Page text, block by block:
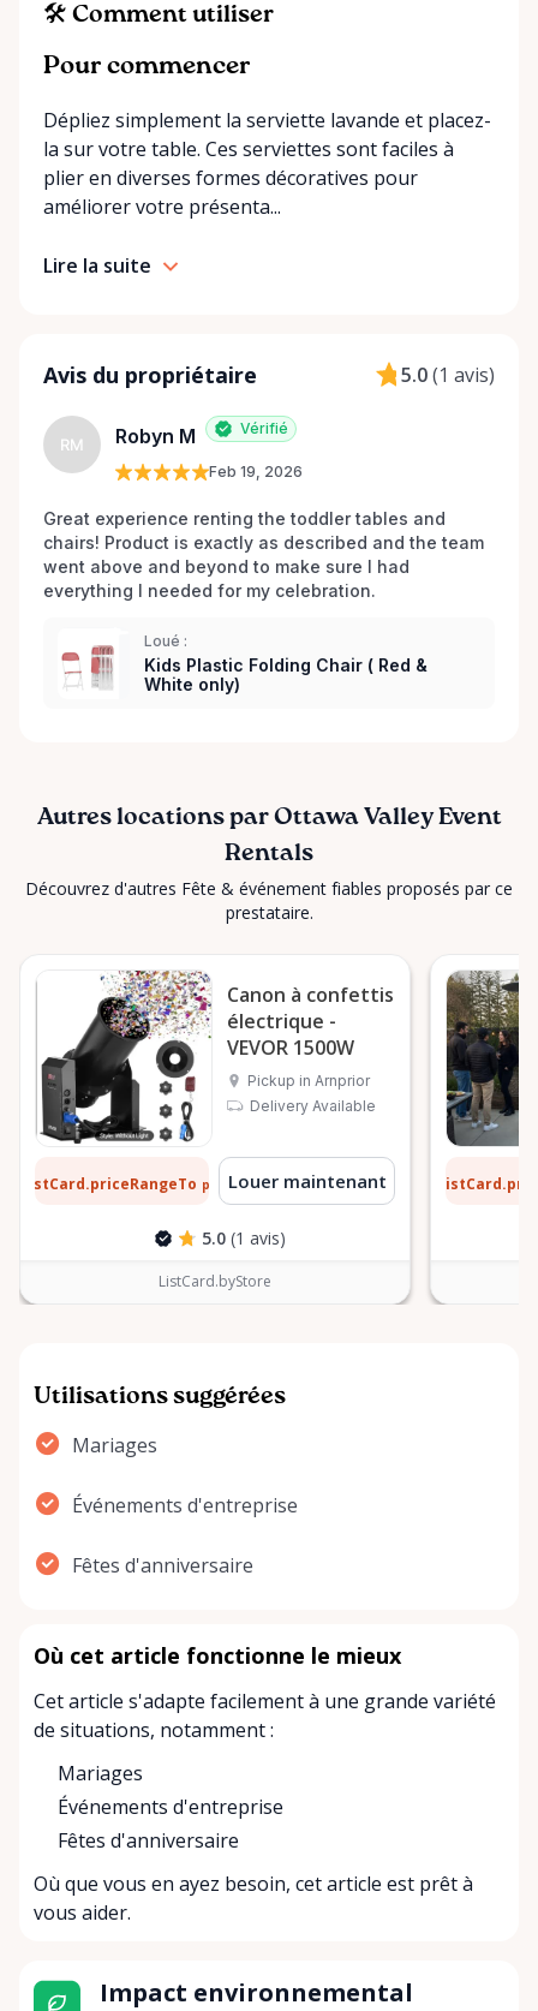
smoothly from start to finish. If you can’t find
send us a message. We’re always happy to source
for your event. Local. Flexible. Reliable. That’s
Ottawa Valley Event Rentals — helping make special
moments even better across the Ottawa Valley.
🛠️ Comment utiliser
Pour commencer
Dépliez simplement la serviette lavande et placez-
la sur votre table. Ces serviettes sont faciles à
plier en diverses formes décoratives pour
améliorer votre présenta...
Lire la suite
Avis du propriétaire 5.0(1 avis)
RM Robyn M Vérifié
Feb 19, 2026
Great experience renting the toddler tables and
chairs! Product is exactly as described and the team
went above and beyond to make sure I had
everything I needed for my celebration.
Loué :
Kids Plastic Folding Chair ( Red &
White only)
Autres locations par Ottawa Valley Event
Rentals
Découvrez d'autres Fête & événement fiables proposés par ce
prestataire.
Canon à confettis
électrique -
VEVOR 1500W
Pickup in Arnprior
Delivery Available
ListCard.priceRangeTo par jourLouer maintenant
5.0 (1 avis)
ListCard.byStore
Utilisations suggérées
Mariages
Événements d'entreprise
Fêtes d'anniversaire
Où cet article fonctionne le mieux
Cet article s'adapte facilement à une grande variété
de situations, notamment :
Mariages
Événements d'entreprise
Fêtes d'anniversaire
Où que vous en ayez besoin, cet article est prêt à
vous aider.
Impact environnemental